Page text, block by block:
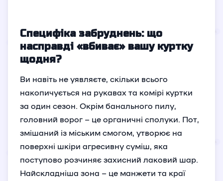
Специфіка забруднень: що
насправді «вбиває» вашу куртку
щодня?
Ви навіть не уявляєте, скільки всього
накопичується на рукавах та комірі куртки
за один сезон. Окрім банального пилу,
головний ворог – це органичні сполуки. Пот,
змішаний із міським смогом, утворює на
поверхні шкіри агресивну суміш, яка
поступово розчиняє захисний лаковий шар.
Найскладніша зона – це манжети та краї